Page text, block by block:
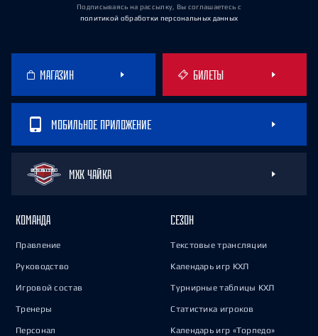
Подписываясь на рассылку, Вы соглашаетесь с
политикой обработки персональных данных
МАГАЗИН БИЛЕТЫ
МОБИЛЬНОЕ ПРИЛОЖЕНИЕ
МХК ЧАЙКА
КОМАНДА
Правление
Руководство
Игровой состав
Тренеры
Персонал
СЕЗОН
Текстовые трансляции
Календарь игр КХЛ
Турнирные таблицы КХЛ
Статистика игроков
Календарь игр «Торпедо»